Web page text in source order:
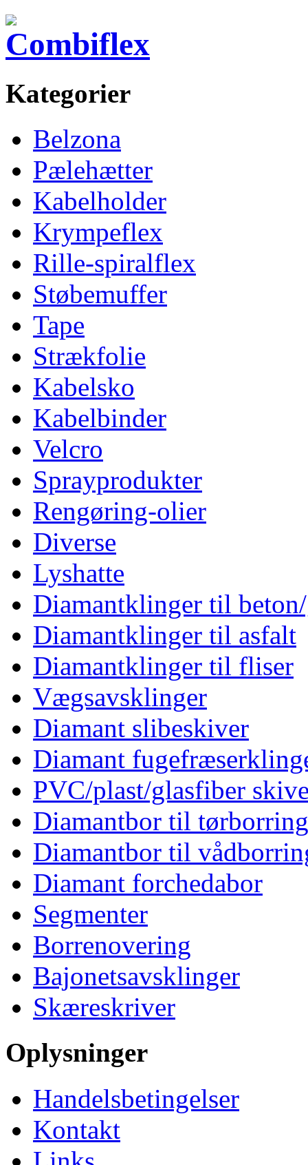
Kategorier
Belzona
Pælehætter
Kabelholder
Krympeflex
Rille-spiralflex
Støbemuffer
Tape
Strækfolie
Kabelsko
Kabelbinder
Velcro
Sprayprodukter
Rengøring-olier
Diverse
Lyshatte
Diamantklinger til
Diamantklinger til asfalt
Diamantklinger til fliser
Vægsavsklinger
Diamant slibeskiver
Diamant
PVC/plast/glasfiber
Diamantbor til tørborring
Diamantbor til
Diamant forchedabor
Segmenter
Borrenovering
Bajonetsavsklinger
Skæreskriver
Oplysninger
Handelsbetingelser
Kontakt